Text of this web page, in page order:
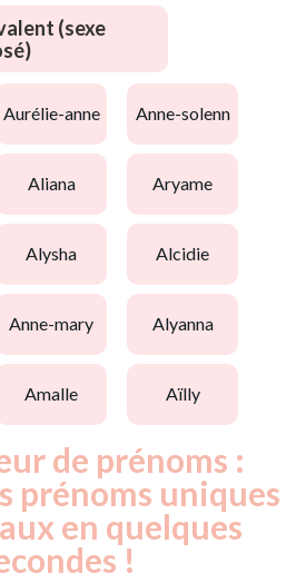
(sexe
aurélie-anne anne-solenn
aliana aryame
alysha alcidie
anne-mary alyanna
amalle aïlly
de prénoms :
prénoms uniques
en quelques
!